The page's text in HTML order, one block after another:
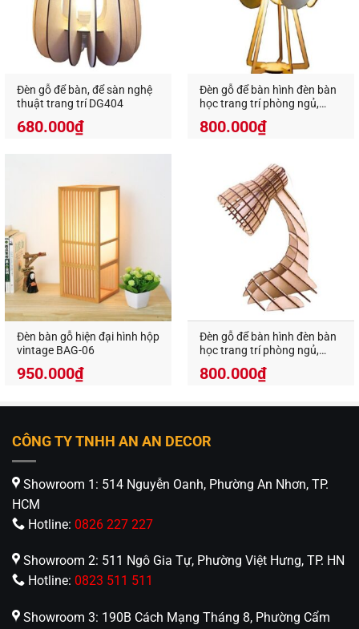
Đèn gỗ để bàn, để sàn nghệ
thuật trang trí DG404
680.000₫
Đèn gỗ để bàn hình đèn bàn
học trang trí phòng ngủ,
800.000₫
Đèn bàn gỗ hiện đại hình hộp
vintage BAG-06
950.000₫
Đèn gỗ để bàn hình đèn bàn
học trang trí phòng ngủ,
800.000₫
CÔNG TY TNHH AN AN DECOR
Showroom 1: 514 Nguyễn Oanh, Phường An Nhơn, TP.
HCM
Hotline: 0826 227 227
Showroom 2: 511 Ngô Gia Tự, Phường Việt Hưng, TP. HN
Hotline: 0823 511 511
Showroom 3: 190B Cách Mạng Tháng 8, Phường Cẩm